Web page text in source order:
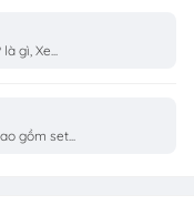
gì, Xe...
gồm set...